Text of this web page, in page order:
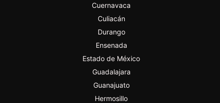
Cuernavaca
Culiacán
Durango
Ensenada
Estado de México
Guadalajara
Guanajuato
Hermosillo